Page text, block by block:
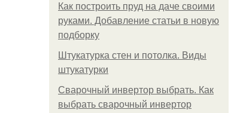
Как построить пруд на даче своими
руками. Добавление статьи в новую
подборку
Штукатурка стен и потолка. Виды
штукатурки
Сварочный инвертор выбрать. Как
выбрать сварочный инвертор